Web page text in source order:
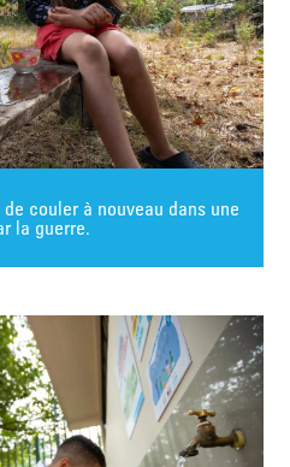
couler à nouveau dans une
la guerre.